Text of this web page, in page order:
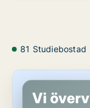
81 Studiebostad
Lägenhet i Gotland,
Vi